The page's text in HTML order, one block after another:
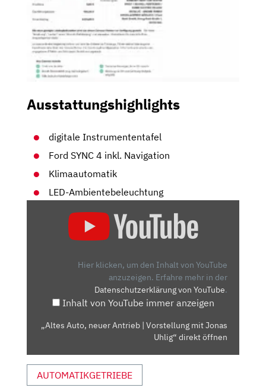
Ausstattungshighlights
digitale Instrumententafel
Ford SYNC 4 inkl. Navigation
Klimaautomatik
LED-Ambientebeleuchtung
JONAS
UHLIG“
ANZEIGEN
Hier klicken, um den Inhalt von YouTube
anzuzeigen. Erfahre mehr in der
Datenschutzerklärung von YouTube.
Inhalt von YouTube immer anzeigen
„Altes Auto, neuer Antrieb | Vorstellung mit Jonas
Uhlig“ direkt öffnen
AUTOMATIKGETRIEBE